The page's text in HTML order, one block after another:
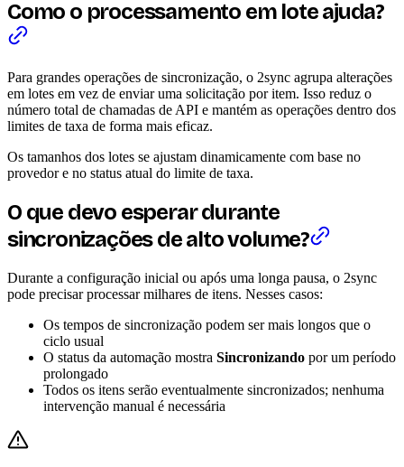
Como o processamento em lote ajuda?
Para grandes operações de sincronização, o 2sync agrupa alterações
em lotes em vez de enviar uma solicitação por item. Isso reduz o
número total de chamadas de API e mantém as operações dentro dos
limites de taxa de forma mais eficaz.
Os tamanhos dos lotes se ajustam dinamicamente com base no
provedor e no status atual do limite de taxa.
O que devo esperar durante
sincronizações de alto volume?
Durante a configuração inicial ou após uma longa pausa, o 2sync
pode precisar processar milhares de itens. Nesses casos:
Os tempos de sincronização podem ser mais longos que o
ciclo usual
O status da automação mostra Sincronizando por um período
prolongado
Todos os itens serão eventualmente sincronizados; nenhuma
intervenção manual é necessária